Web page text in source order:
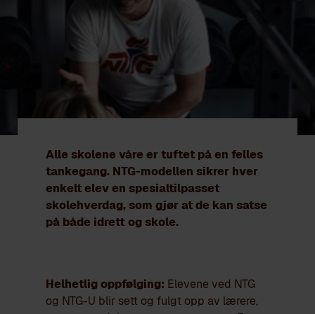
Alle skolene våre er tuftet på en felles
tankegang. NTG-modellen sikrer hver
enkelt elev en spesialtilpasset
skolehverdag, som gjør at de kan satse
på både idrett og skole.
Helhetlig oppfølging: Elevene ved NTG
og NTG-U blir sett og fulgt opp av lærere,